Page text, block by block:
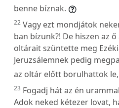
benne bíznak.
22 Vagy ezt mondjátok
ban bízunk?! De hiszen az
oltárait szüntette meg
Jeruzsálemnek pedig
az oltár előtt borulhattok
23 Fogadj hát az én
Adok neked kétezer lovat,